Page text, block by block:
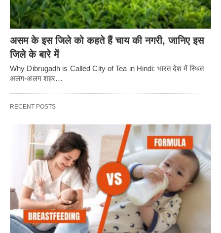
असम के इस जिले को कहते हैं चाय की नगरी, जानिए इस
जिले के बारे में
Why Dibrugadh is Called City of Tea in Hindi: भारत देश में स्थित
अलग-अलग शहर…
RECENT POSTS